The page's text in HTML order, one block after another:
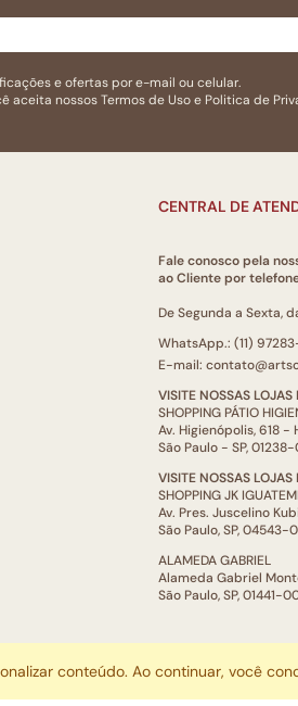
e ofertas por e-mail ou celular.
aceita nossosTermos de Usoe Politica de
CENTRAL DE
Fale conosco pela
ao Cliente por
De Segunda a Sexta,
WhatsApp.: (11)
E-mail:
VISITE NOSSAS LOJAS
SHOPPING PÁTIO
Av. Higienópolis, 618 -
São Paulo - SP,
VISITE NOSSAS LOJAS
SHOPPING JK
Av. Pres. Juscelino
São Paulo, SP, 04543-
ALAMEDA GABRIEL
Alameda Gabriel
São Paulo, SP, 01441-
DIGITAL LTDA | CNPJ:
conteúdo. Ao continuar, você